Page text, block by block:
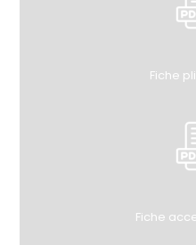
Fiche
Fiche